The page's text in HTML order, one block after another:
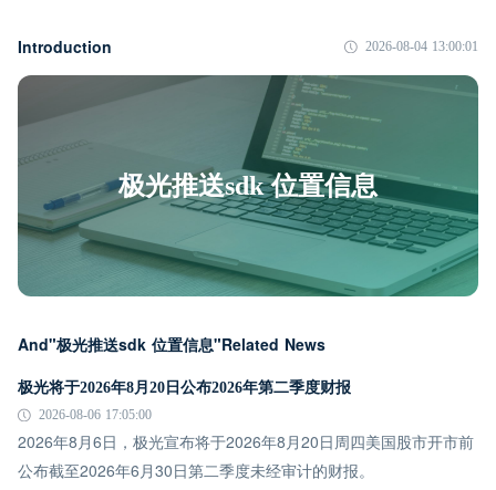
Introduction 2026-08-04 13:00:01
极光推送sdk 位置信息
And"极光推送sdk 位置信息"Related News
极光将于2026年8月20日公布2026年第二季度财报
2026-08-06 17:05:00
2026年8月6日，极光宣布将于2026年8月20日周四美国股市开市前
公布截至2026年6月30日第二季度未经审计的财报。